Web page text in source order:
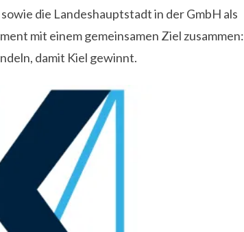
die Landeshauptstadt in der GmbH als
mit einem gemeinsamen Ziel zusammen:
damit Kiel gewinnt.